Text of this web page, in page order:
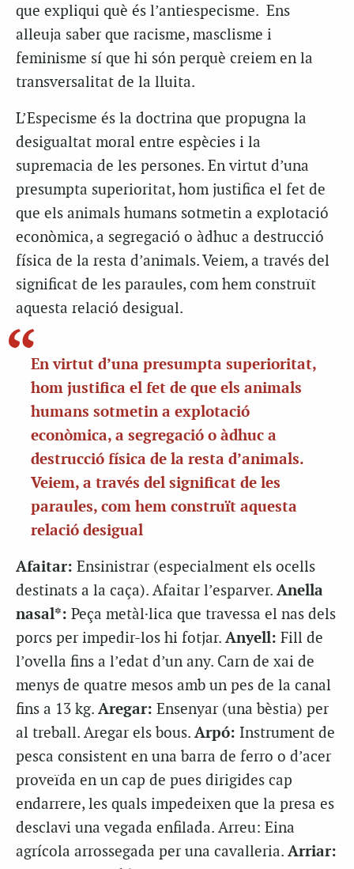
que expliqui què és l’antiespecisme. Ens
alleuja saber que racisme, masclisme i
feminisme sí que hi són perquè creiem en la
transversalitat de la lluita.
L’Especisme és la doctrina que propugna la
desigualtat moral entre espècies i la
supremacia de les persones. En virtut d’una
presumpta superioritat, hom justifica el fet de
que els animals humans sotmetin a explotació
econòmica, a segregació o àdhuc a destrucció
física de la resta d’animals. Veiem, a través del
significat de les paraules, com hem construït
aquesta relació desigual.
En virtut d’una presumpta superioritat,
hom justifica el fet de que els animals
humans sotmetin a explotació
econòmica, a segregació o àdhuc a
destrucció física de la resta d’animals.
Veiem, a través del significat de les
paraules, com hem construït aquesta
relació desigual
Afaitar: Ensinistrar (especialment els ocells
destinats a la caça). Afaitar l’esparver. Anella
nasal*: Peça metàl·lica que travessa el nas dels
porcs per impedir-los hi fotjar. Anyell: Fill de
l’ovella fins a l’edat d’un any. Carn de xai de
menys de quatre mesos amb un pes de la canal
fins a 13 kg. Aregar: Ensenyar (una bèstia) per
al treball. Aregar els bous. Arpó: Instrument de
pesca consistent en una barra de ferro o d’acer
proveïda en un cap de pues dirigides cap
endarrere, les quals impedeixen que la presa es
desclavi una vegada enfilada. Arreu: Eina
agrícola arrossegada per una cavalleria. Arriar: